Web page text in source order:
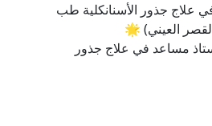
علاج جذور الأسنانكلية طب
العيني) 🌟
مساعد في علاج جذور